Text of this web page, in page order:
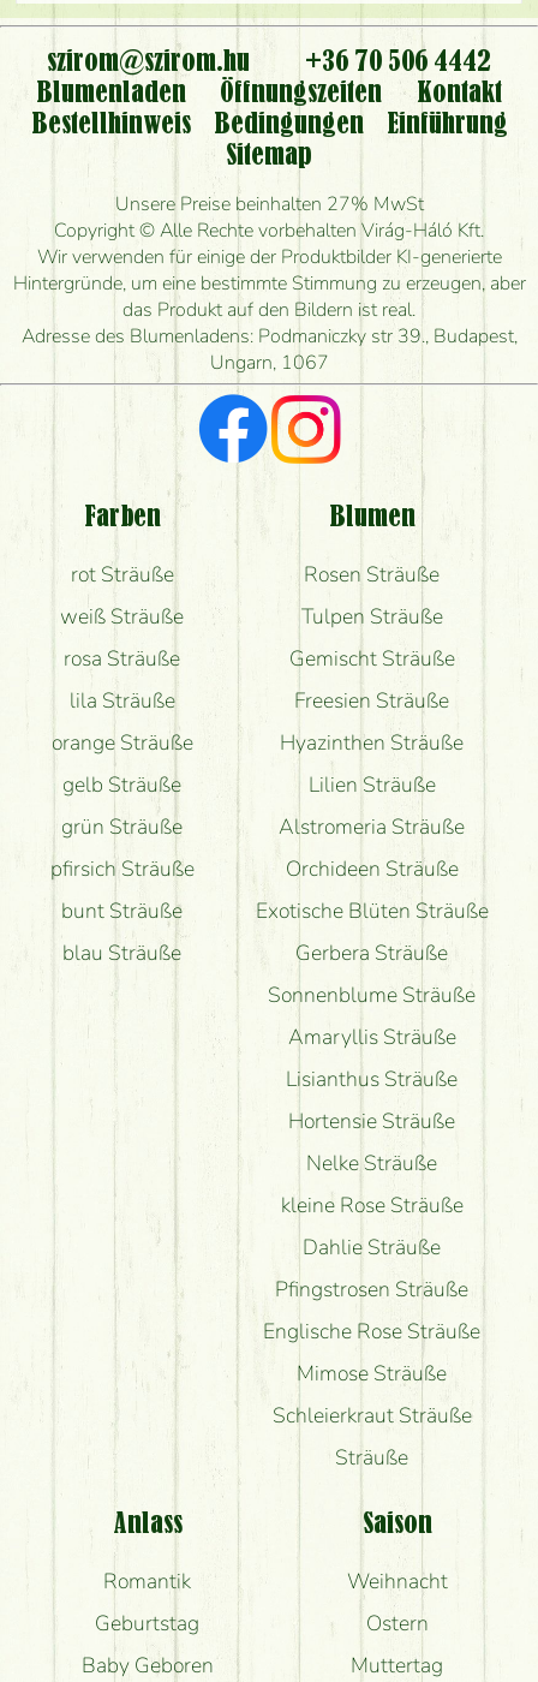
Ist der Blumenladen non stop geöffnet?
Kann ich den bestellten Blumenstrauß persönlich
nehmen oder nur per Blumenversand?
Ist eine Bestellung für ländliche Gebiete möglich?
Wie lange kann ich heute Blumen mit Lieferung
bestellen?
Wie schnell können Sie den Blumenstrauß
herstellen und wann können Sie ihn frühestens
liefern?
Ich suche rote Rosen, hast du welche?
Welche Rückmeldungen bekomme ich zum
Blumenversand?
Bekomme ich wirklich, was auf dem Bild zu sehen
szirom@szirom.hu
+36 70 506 4442
Blumenladen
Öffnungszeiten
Kontakt
Bestellhinweis
Bedingungen
Einführung
Sitemap
Unsere Preise beinhalten 27% MwSt
Copyright © Alle Rechte vorbehalten Virág-Háló Kft.
Wir verwenden für einige der Produktbilder KI-generierte
Hintergründe, um eine bestimmte Stimmung zu erzeugen, aber
das Produkt auf den Bildern ist real.
Adresse des Blumenladens: Podmaniczky str 39., Budapest,
Ungarn, 1067
Farben
rot Sträuße
weiß Sträuße
rosa Sträuße
lila Sträuße
orange Sträuße
gelb Sträuße
grün Sträuße
pfirsich Sträuße
bunt Sträuße
blau Sträuße
Blumen
Rosen Sträuße
Tulpen Sträuße
Gemischt Sträuße
Freesien Sträuße
Hyazinthen Sträuße
Lilien Sträuße
Alstromeria Sträuße
Orchideen Sträuße
Exotische Blüten Sträuße
Gerbera Sträuße
Sonnenblume Sträuße
Amaryllis Sträuße
Lisianthus Sträuße
Hortensie Sträuße
Nelke Sträuße
kleine Rose Sträuße
Dahlie Sträuße
Pfingstrosen Sträuße
Englische Rose Sträuße
Mimose Sträuße
Schleierkraut Sträuße
Sträuße
Anlass
Romantik
Geburtstag
Baby Geboren
Saison
Weihnacht
Ostern
Muttertag